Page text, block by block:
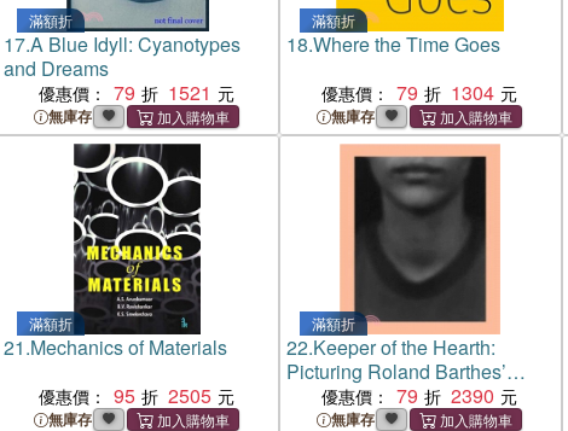
滿額折
17.A Blue Idyll: Cyanotypes
and Dreams
優惠價： 79 1521
無庫存
滿額折
18.Where the Time Goes
優惠價： 79 1304
無庫存
滿額折
21.Mechanics of Materials
優惠價： 95 2505
無庫存
滿額折
22.Keeper of the Hearth:
Picturing Roland Barthes’
Unseen Photograph
優惠價： 79 2390
無庫存